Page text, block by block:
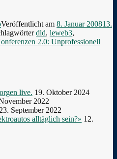
Veröffentlicht am 8. Januar 200813.
dld, leweb3,
2.0: Unprofessionell
live. 19. Oktober 2024
2022
23. September 2022
alltäglich sein?» 12.